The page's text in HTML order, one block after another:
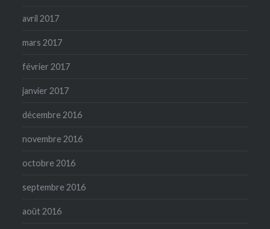
avril 2017
mars 2017
février 2017
janvier 2017
décembre 2016
novembre 2016
octobre 2016
septembre 2016
août 2016